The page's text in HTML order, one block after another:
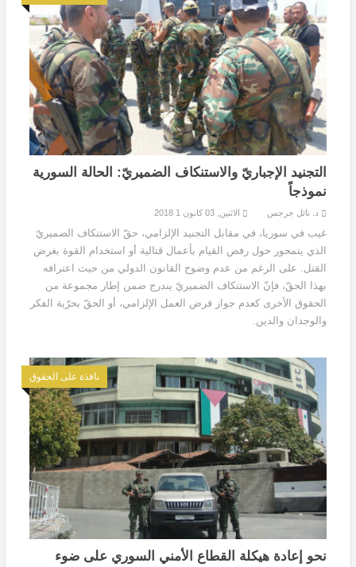
التجنيد الإجباريّ والاستنكاف الضميريّ: الحالة السورية
نموذجاً
د. نائل جرجس الاثنين, 03 كانون 1 2018
غيب في سوريا، في مقابل التجنيد الإلزامي، حقّ الاستنكاف الضميريّ
الذي يتمحور حول رفض القيام بأعمال قتالية أو استخدام القوة بغرض
القتل. على الرغم من عدم وضوح القانون الدولي من حيث اعترافه
بهذا الحقّ، فإنّ الاستنكاف الضميريّ يندرج ضمن إطار مجموعة من
الحقوق الأخرى كعدم جواز فرض العمل الإلزامي، أو الحقّ بحرّية الفكر
والوجدان والدين.
نافذة على الحقوق
نحو إعادة هيكلة القطاع الأمني السوري على ضوء